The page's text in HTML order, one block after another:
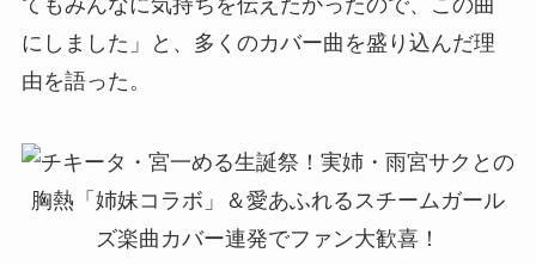
にしました」と、多くのカバー曲を盛り込んだ理
由を語った。